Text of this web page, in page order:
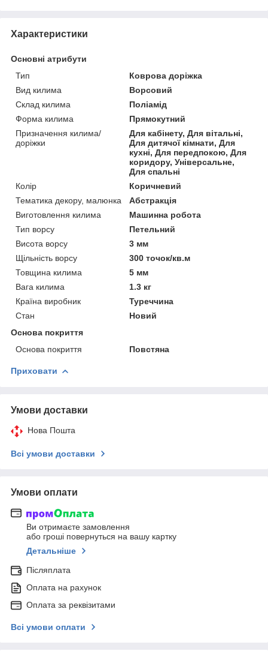
Характеристики
Основні атрибути
Тип
Коврова доріжка
Вид килима
Ворсовий
Склад килима
Поліамід
Форма килима
Прямокутний
Призначення килима/
доріжки
Для кабінету, Для вітальні,
Для дитячої кімнати, Для
кухні, Для передпокою, Для
коридору, Універсальне,
Для спальні
Колір
Коричневий
Тематика декору, малюнка
Абстракція
Виготовлення килима
Машинна робота
Тип ворсу
Петельний
Висота ворсу
3 мм
Щільність ворсу
300 точок/кв.м
Товщина килима
5 мм
Вага килима
1.3 кг
Країна виробник
Туреччина
Стан
Новий
Основа покриття
Основа покриття
Повстяна
Приховати
Умови доставки
Нова Пошта
Всі умови доставки
Умови оплати
Ви отримаєте замовлення
або гроші повернуться на вашу картку
Детальніше
Післяплата
Оплата на рахунок
Оплата за реквізитами
Всі умови оплати